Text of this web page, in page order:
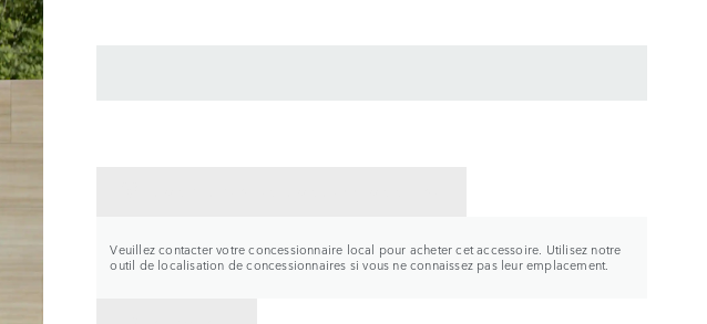
Veuillez contacter votre concessionnaire local pour acheter cet accessoire. Utilisez notre
outil de localisation de concessionnaires si vous ne connaissez pas leur emplacement.